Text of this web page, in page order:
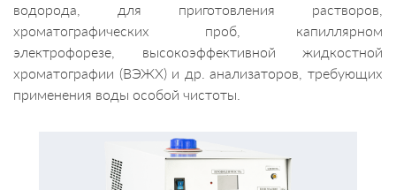
водорода, для приготовления растворов,
хроматографических проб, капиллярном
электрофорезе, высокоэффективной жидкостной
хроматографии (ВЭЖХ) и др. анализаторов, требующих
применения воды особой чистоты.